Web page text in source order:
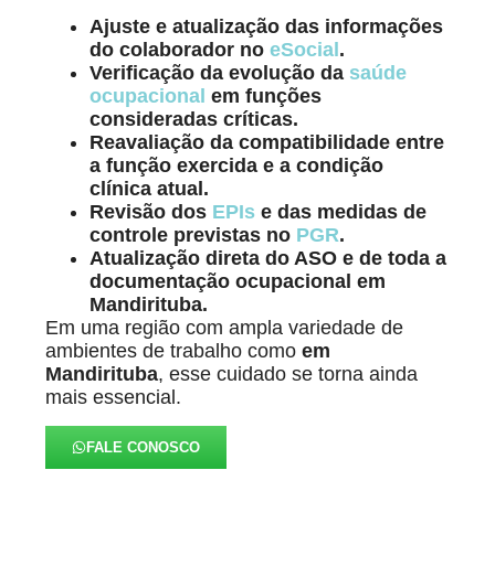
Ajuste e atualização das informações
do colaborador noeSocial .
Verificação da evolução da saúde
ocupacional em funções
consideradas críticas.
Reavaliação da compatibilidade entre
a função exercida e a condição
clínica atual.
Revisão dos EPIs e das medidas de
controle previstas no PGR.
Atualização direta do ASO e de toda a
documentação ocupacional em
Mandirituba.
Em uma região com ampla variedade de
ambientes de trabalho comoem
Mandirituba, esse cuidado se torna ainda
mais essencial.
FALE CONOSCO